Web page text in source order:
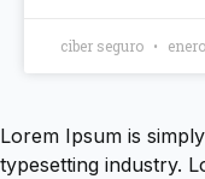
ciber seguro
Lorem Ipsum is
typesetting industry.